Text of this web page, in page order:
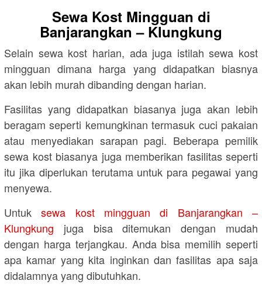
Sewa Kost Mingguan di
Banjarangkan – Klungkung
Selain sewa kost harian, ada juga istilah sewa kost
mingguan dimana harga yang didapatkan biasnya
akan lebih murah dibanding dengan harian.
Fasilitas yang didapatkan biasanya juga akan lebih
beragam seperti kemungkinan termasuk cuci pakaian
atau menyediakan sarapan pagi. Beberapa pemilik
sewa kost biasanya juga memberikan fasilitas seperti
itu jika diperlukan terutama untuk para pegawai yang
menyewa.
Untuksewa kost mingguan di Banjarangkan –
Klungkung juga bisa ditemukan dengan mudah
dengan harga terjangkau. Anda bisa memilih seperti
apa kamar yang kita inginkan dan fasilitas apa saja
didalamnya yang dibutuhkan.